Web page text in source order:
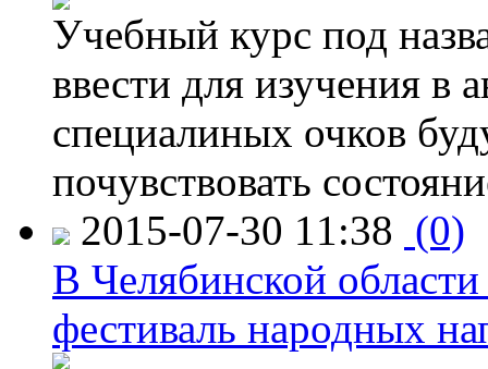
Учебный курс под
ввести для изучения
специалиных очков
почувствовать
2015-07-30 11:38 (0)
В Челябинской
фестиваль народных